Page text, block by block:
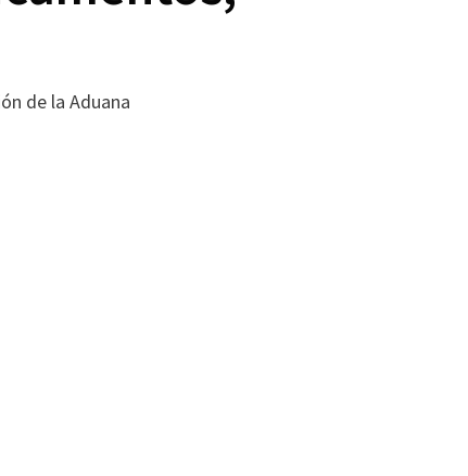
de la Aduana